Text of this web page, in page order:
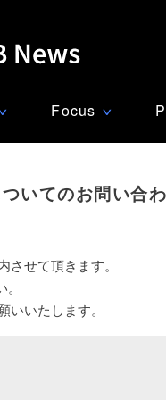
Focus ∨
いてのお問い合
させて頂きます。
いいたします。